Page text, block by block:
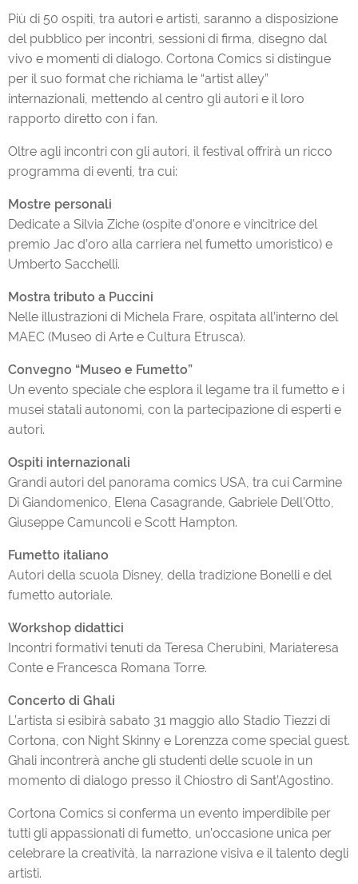
Più di 50 ospiti, tra autori e artisti, saranno a disposizione
del pubblico per incontri, sessioni di firma, disegno dal
vivo e momenti di dialogo. Cortona Comics si distingue
per il suo format che richiama le “artist alley”
internazionali, mettendo al centro gli autori e il loro
rapporto diretto con i fan.
Oltre agli incontri con gli autori, il festival offrirà un ricco
programma di eventi, tra cui:
Mostre personali
Dedicate a Silvia Ziche (ospite d’onore e vincitrice del
premio Jac d’oro alla carriera nel fumetto umoristico) e
Umberto Sacchelli.
Mostra tributo a Puccini
Nelle illustrazioni di Michela Frare, ospitata all’interno del
MAEC (Museo di Arte e Cultura Etrusca).
Convegno “Museo e Fumetto”
Un evento speciale che esplora il legame tra il fumetto e i
musei statali autonomi, con la partecipazione di esperti e
autori.
Ospiti internazionali
Grandi autori del panorama comics USA, tra cui Carmine
Di Giandomenico, Elena Casagrande, Gabriele Dell’Otto,
Giuseppe Camuncoli e Scott Hampton.
Fumetto italiano
Autori della scuola Disney, della tradizione Bonelli e del
fumetto autoriale.
Workshop didattici
Incontri formativi tenuti da Teresa Cherubini, Mariateresa
Conte e Francesca Romana Torre.
Concerto di Ghali
L’artista si esibirà sabato 31 maggio allo Stadio Tiezzi di
Cortona, con Night Skinny e Lorenzza come special guest.
Ghali incontrerà anche gli studenti delle scuole in un
momento di dialogo presso il Chiostro di Sant’Agostino.
Cortona Comics si conferma un evento imperdibile per
tutti gli appassionati di fumetto, un’occasione unica per
celebrare la creatività, la narrazione visiva e il talento degli
artisti.